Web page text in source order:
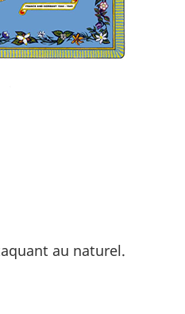
au naturel.